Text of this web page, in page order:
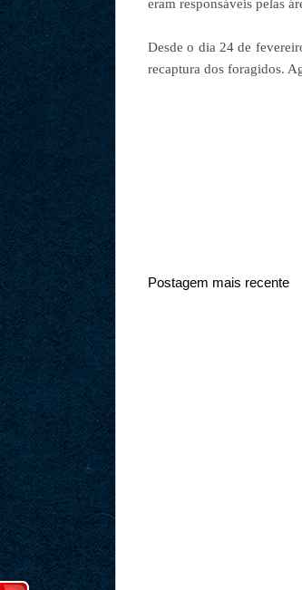
eram responsáveis pelas
Desde o dia 24 de
recaptura dos foragidos.
Postagem mais recente